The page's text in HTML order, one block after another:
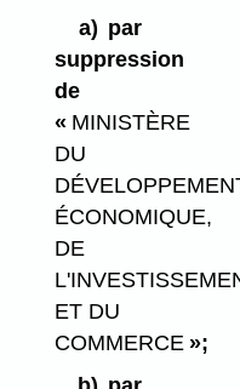
a) par
suppression
de
« MINISTÈRE
DU
ÉCONOMIQUE,
DE
ET DU
COMMERCE »;